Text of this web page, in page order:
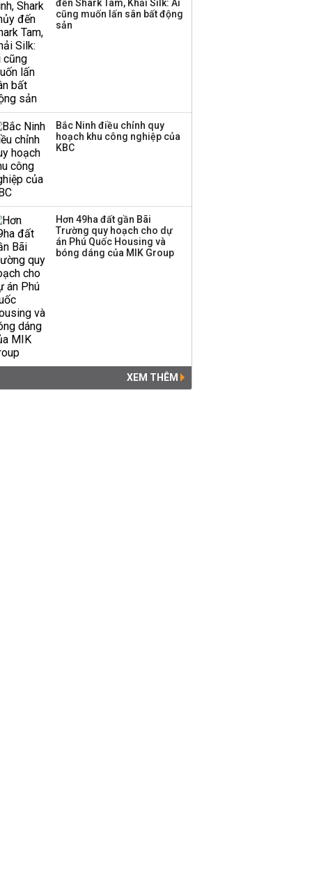
‘phất lên’ trong tháng 8,
nhóm ngành nào có
đến Shark Tam, Khải Silk: Ai
cũng muốn lấn sân bất động
sản
Bắc Ninh điều chỉnh quy
hoạch khu công nghiệp của
KBC
Hơn 49ha đất gần Bãi
Trường quy hoạch cho dự
án Phú Quốc Housing và
bóng dáng của MIK Group
XEM THÊM